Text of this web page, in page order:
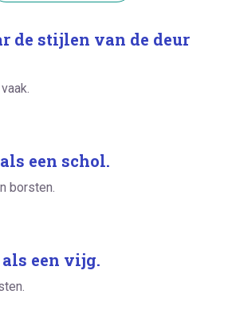
de stijlen van de deur
een schol.
borsten.
een vijg.